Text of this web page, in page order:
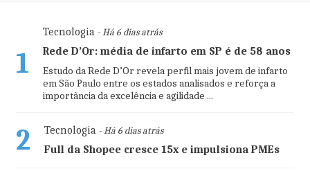
1
Tecnologia- Há 6 dias atrás
Rede D’Or: média de infarto em SP é de 58 anos
Estudo da Rede D’Or revela perfil mais jovem de infarto
em São Paulo entre os estados analisados e reforça a
importância da excelência e agilidade ...
2 Tecnologia- Há 6 dias atrás
Full da Shopee cresce 15x e impulsiona PMEs